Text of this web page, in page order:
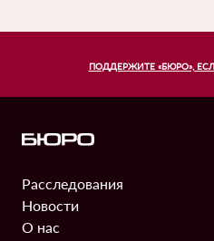
ПОДДЕРЖИТЕ «БЮРО»,
Информация
Расследования
Новости
О нас